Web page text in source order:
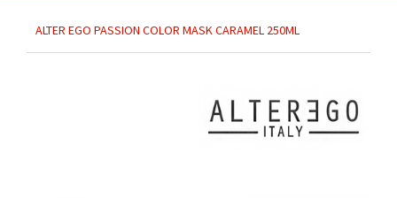
ALTER EGO PASSION COLOR MASK CARAMEL 250ML